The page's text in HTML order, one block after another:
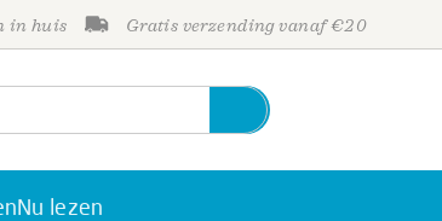
in huis Gratis verzending vanaf €20
Nu lezen